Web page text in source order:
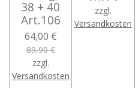
38 + 40
Art.106
64,00 €
89,90 €
zzgl.
Versandkosten
zzgl.
Versandkosten